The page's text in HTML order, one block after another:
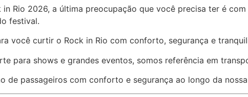
Rio 2026, a última preocupação que você precisa ter é
festival.
você curtir o Rock in Rio com conforto, segurança e
para shows e grandes eventos, somos referência em
de passageiros com conforto e segurança ao longo da